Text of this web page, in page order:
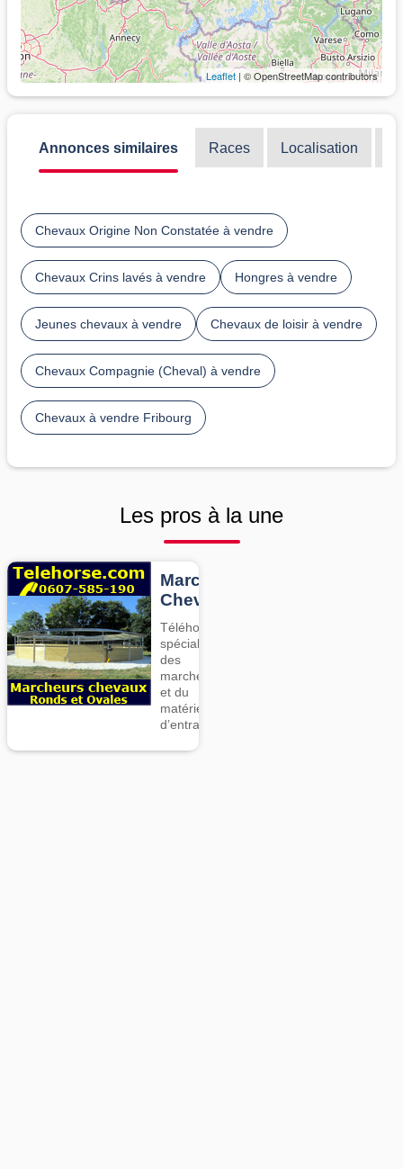
Leaflet | © OpenStreetMap contributors
Annonces similaires Races Localisation
Chevaux Origine Non Constatée à vendre
Chevaux Crins lavés à vendre Hongres à vendre
Jeunes chevaux à vendre Chevaux de loisir à vendre
Chevaux Compagnie (Cheval) à vendre
Chevaux à vendre Fribourg
Les pros à la une
Marcheurs
Chevaux
Téléhorse,
spécialiste
des
marcheurs
et du
matériel
d’entrainement